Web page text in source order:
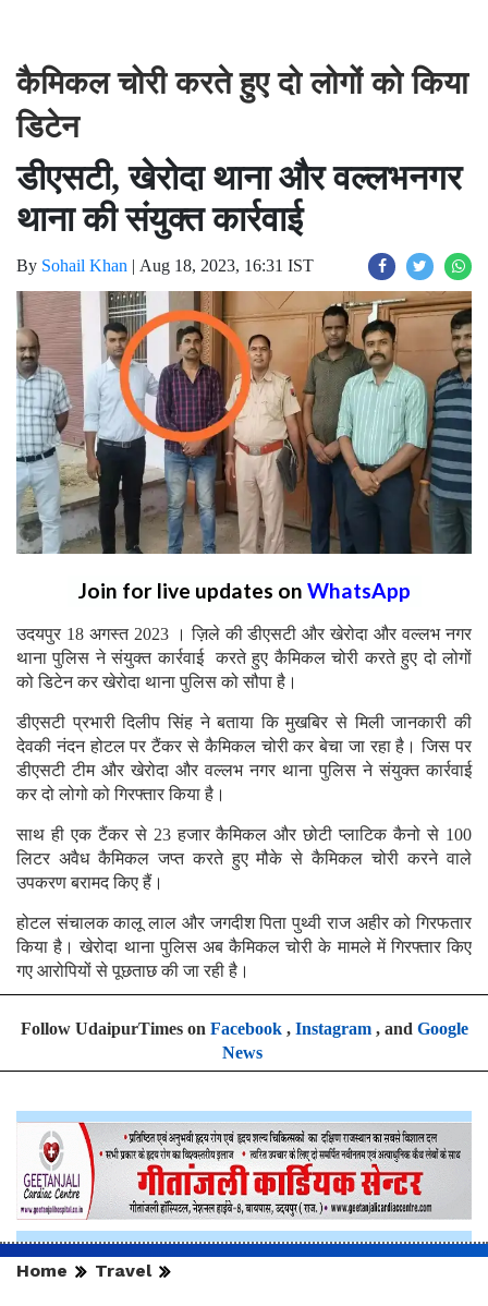
कैमिकल चोरी करते हुए दो लोगों को किया
डिटेन
डीएसटी, खेरोदा थाना और वल्लभनगर
थाना की संयुक्त कार्रवाई
By Sohail Khan | Aug 18, 2023, 16:31 IST
Join for live updates on WhatsApp
उदयपुर 18 अगस्त 2023 । ज़िले की डीएसटी और खेरोदा और वल्लभ नगर
थाना पुलिस ने संयुक्त कार्रवाई करते हुए कैमिकल चोरी करते हुए दो लोगों
को डिटेन कर खेरोदा थाना पुलिस को सौपा है।
डीएसटी प्रभारी दिलीप सिंह ने बताया कि मुखबिर से मिली जानकारी की
देवकी नंदन होटल पर टैंकर से कैमिकल चोरी कर बेचा जा रहा है। जिस पर
डीएसटी टीम और खेरोदा और वल्लभ नगर थाना पुलिस ने संयुक्त कार्रवाई
कर दो लोगो को गिरफ्तार किया है।
साथ ही एक टैंकर से 23 हजार कैमिकल और छोटी प्लाटिक कैनो से 100
लिटर अवैध कैमिकल जप्त करते हुए मौके से कैमिकल चोरी करने वाले
उपकरण बरामद किए हैं।
होटल संचालक कालू लाल और जगदीश पिता पुथ्वी राज अहीर को गिरफतार
किया है। खेरोदा थाना पुलिस अब कैमिकल चोरी के मामले में गिरफ्तार किए
गए आरोपियों से पूछताछ की जा रही है।
Follow UdaipurTimes on Facebook, Instagram, and Google
News
Home Travel